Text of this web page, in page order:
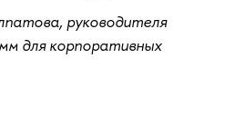
руководителя
для корпоративных